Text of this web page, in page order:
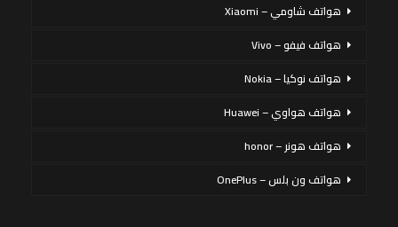
هواتف شاومي – Xiaomi
هواتف فيفو – Vivo
هواتف نوكيا – Nokia
هواتف هواوي – Huawei
هواتف هونر – honor
هواتف ون بلس – OnePlus